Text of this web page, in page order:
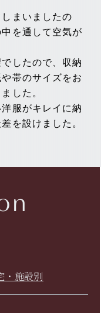
まいましたの
を通して空気が
したので、収納
帯のサイズをお
した。
服がキレイに納
を設けました。
・施設別